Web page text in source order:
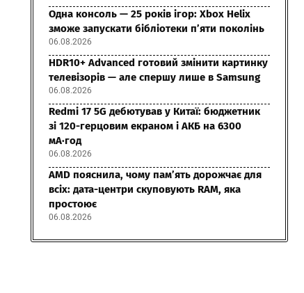
Одна консоль — 25 років ігор: Xbox Helix
зможе запускати бібліотеки п’яти поколінь
06.08.2026
HDR10+ Advanced готовий змінити картинку
телевізорів — але спершу лише в Samsung
06.08.2026
Redmi 17 5G дебютував у Китаї: бюджетник
зі 120-герцовим екраном і АКБ на 6300
мА·год
06.08.2026
AMD пояснила, чому пам’ять дорожчає для
всіх: дата-центри скуповують RAM, яка
простоює
06.08.2026